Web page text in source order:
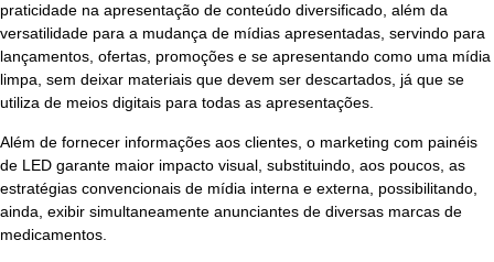
praticidade na apresentação de conteúdo diversificado, além da
versatilidade para a mudança de mídias apresentadas, servindo para
lançamentos, ofertas, promoções e se apresentando como uma mídia
limpa, sem deixar materiais que devem ser descartados, já que se
utiliza de meios digitais para todas as apresentações.
Além de fornecer informações aos clientes, o marketing com painéis
de LED garante maior impacto visual, substituindo, aos poucos, as
estratégias convencionais de mídia interna e externa, possibilitando,
ainda, exibir simultaneamente anunciantes de diversas marcas de
medicamentos.